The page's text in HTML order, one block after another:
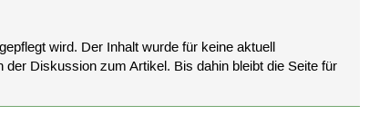
wird. Der Inhalt wurde für keine aktuell
Diskussion zum Artikel. Bis dahin bleibt die Seite für